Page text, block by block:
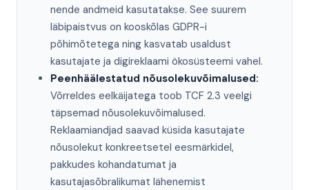
nende andmeid kasutatakse. See suurem
läbipaistvus on kooskõlas GDPR-i
põhimõtetega ning kasvatab usaldust
kasutajate ja digireklaami ökosüsteemi vahel.
Peenhäälestatud nõusolekuvõimalused:
Võrreldes eelkäijatega toob TCF 2.3 veelgi
täpsemad nõusolekuvõimalused.
Reklaamiandjad saavad küsida kasutajate
nõusolekut konkreetsetel eesmärkidel,
pakkudes kohandatumat ja
kasutajasõbralikumat lähenemist